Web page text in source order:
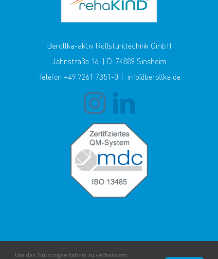
Berollka-aktiv Rollstuhltechnik GmbH
Jahnstraße 16 | D-74889 Sinsheim
Telefon +49 7261 7351-0 | info@berollka.de
Um das Nutzungserlebnis zu verbessern